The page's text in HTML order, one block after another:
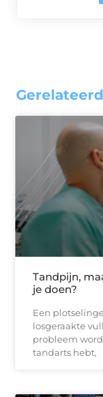
Tandpijn,
je doen?
Een
losgeraakte
probleem
tandarts hebt,